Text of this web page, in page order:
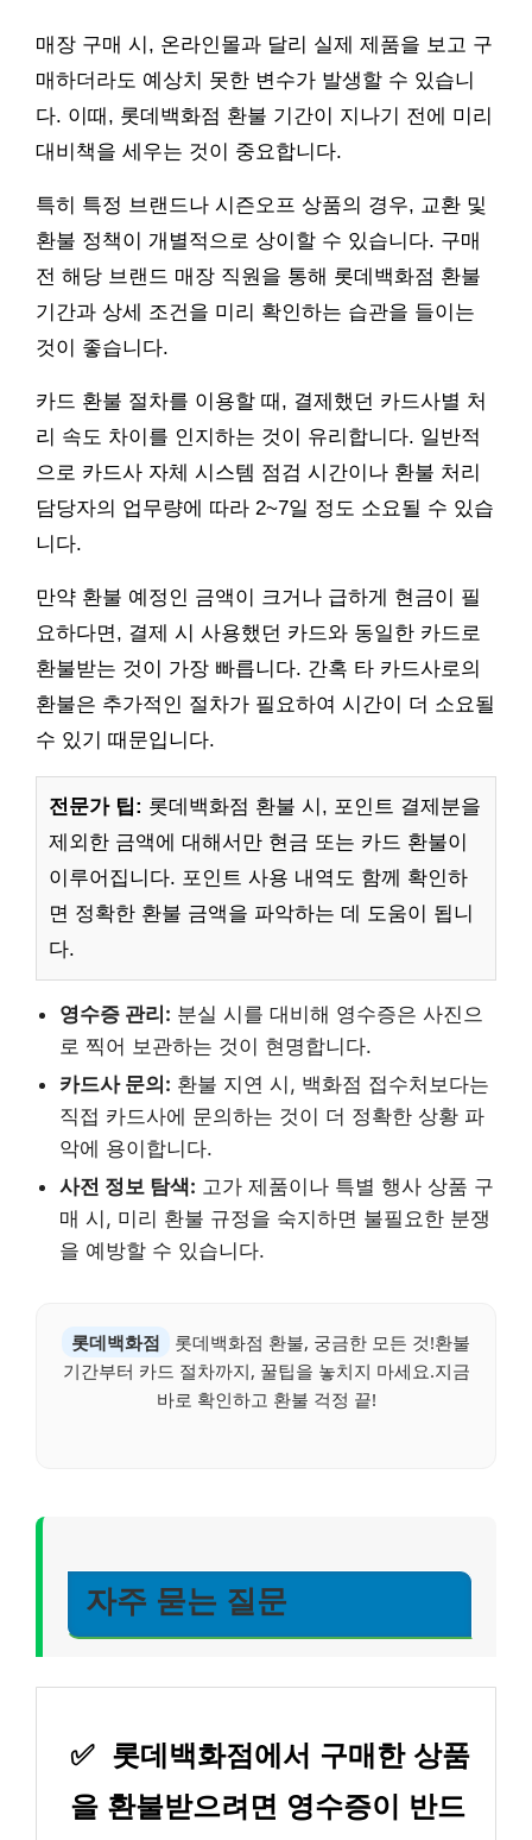
매장 구매 시, 온라인몰과 달리 실제 제품을 보고 구
매하더라도 예상치 못한 변수가 발생할 수 있습니
다. 이때, 롯데백화점 환불 기간이 지나기 전에 미리
대비책을 세우는 것이 중요합니다.
특히 특정 브랜드나 시즌오프 상품의 경우, 교환 및
환불 정책이 개별적으로 상이할 수 있습니다. 구매
전 해당 브랜드 매장 직원을 통해 롯데백화점 환불
기간과 상세 조건을 미리 확인하는 습관을 들이는
것이 좋습니다.
카드 환불 절차를 이용할 때, 결제했던 카드사별 처
리 속도 차이를 인지하는 것이 유리합니다. 일반적
으로 카드사 자체 시스템 점검 시간이나 환불 처리
담당자의 업무량에 따라 2~7일 정도 소요될 수 있습
니다.
만약 환불 예정인 금액이 크거나 급하게 현금이 필
요하다면, 결제 시 사용했던 카드와 동일한 카드로
환불받는 것이 가장 빠릅니다. 간혹 타 카드사로의
환불은 추가적인 절차가 필요하여 시간이 더 소요될
수 있기 때문입니다.
전문가 팁: 롯데백화점 환불 시, 포인트 결제분을
제외한 금액에 대해서만 현금 또는 카드 환불이
이루어집니다. 포인트 사용 내역도 함께 확인하
면 정확한 환불 금액을 파악하는 데 도움이 됩니
다.
영수증 관리: 분실 시를 대비해 영수증은 사진으
로 찍어 보관하는 것이 현명합니다.
카드사 문의: 환불 지연 시, 백화점 접수처보다는
직접 카드사에 문의하는 것이 더 정확한 상황 파
악에 용이합니다.
사전 정보 탐색: 고가 제품이나 특별 행사 상품 구
매 시, 미리 환불 규정을 숙지하면 불필요한 분쟁
을 예방할 수 있습니다.
롯데백화점
롯데백화점 환불, 궁금한 모든 것!환불
기간부터 카드 절차까지, 꿀팁을 놓치지 마세요.지금
바로 확인하고 환불 걱정 끝!
자주 묻는 질문
✅ 롯데백화점에서 구매한 상품
을 환불받으려면 영수증이 반드